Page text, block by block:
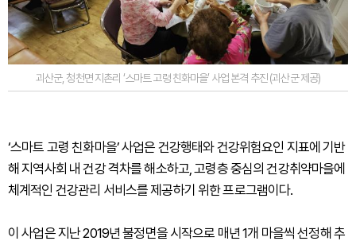
괴산군, 청천면 지촌리 ‘스마트 고령 친화마을’ 사업 본격 추진 (괴산군 제공)
‘스마트 고령 친화마을’ 사업은 건강행태와 건강위험요인 지표에 기반
해 지역사회 내 건강 격차를 해소하고, 고령층 중심의 건강취약마을에
체계적인 건강관리 서비스를 제공하기 위한 프로그램이다.
이 사업은 지난 2019년 불정면을 시작으로 매년 1개 마을씩 선정해 추